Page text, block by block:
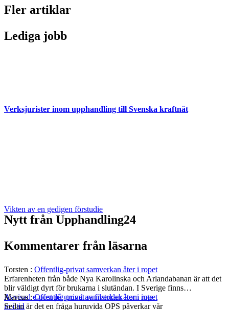
Fler artiklar
Lediga jobb
Verksjurister inom upphandling till Svenska kraftnät
Vikten av en gedigen förstudie
Avvisad e-post på grund av filstorlek kom inte
in i tid
Nytt från Upphandling24
Kommentarer från läsarna
Torsten : Offentlig-privat samverkan åter i ropet
Erfarenheten från både Nya Karolinska och Arlandabanan är att det
blir väldigt dyrt för brukarna i slutändan. I Sverige finns…
Marcus:Offentlig-privat samverkan åter i ropet
Sedan är det en fråga huruvida OPS påverkar vår